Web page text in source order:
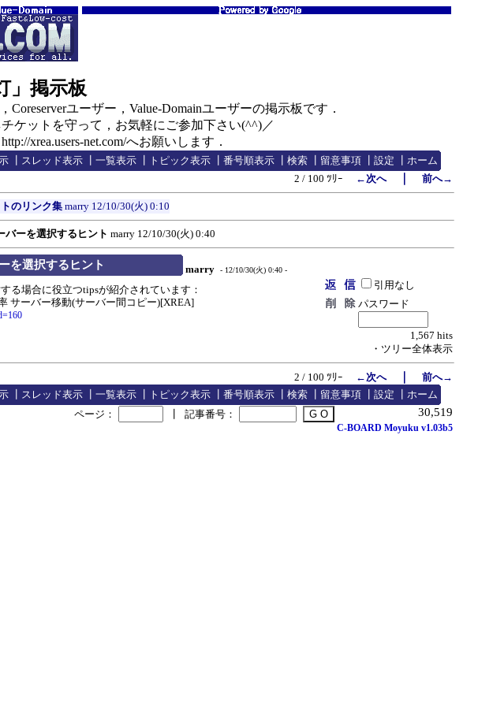
」掲示板
ユーザー，Value-Domainユーザーの掲示板です．
ケットを守って，お気軽にご参加下さい(^^)／
xrea.users-net.com/へお願いします．
スレッド表示 一覧表示 トピック表示 番号順表示 検索 留意事項 設定
ホーム
2 / 100 ﾂﾘｰ
←次へ｜ 前へ→
のリンク集 marry 12/10/30(火) 0:10
バーを選択するヒント marry 12/10/30(火) 0:40
を選択するヒント marry - 12/10/30(火) 0:40 -
る場合に役立つtipsが紹介されています：
サーバー移動(サーバー間コピー)[XREA]
引用なし
パスワード
1,567 hits
・ツリー全体表示
2 / 100 ﾂﾘｰ ←次へ｜ 前へ→
スレッド表示 一覧表示 トピック表示 番号順表示 検索 留意事項 設定 ホーム
30,519
ページ： 記事番号：
C-BOARD Moyuku v1.03b5